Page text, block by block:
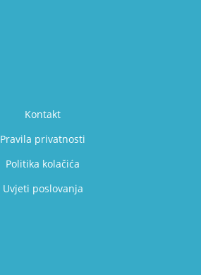
Kontakt
Pravila privatnosti
Politika kolačića
Uvjeti poslovanja